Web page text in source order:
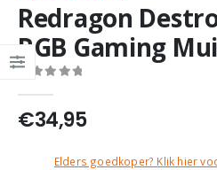
Redragon
RGB Gaming
€34,95
Elders goedkoper? Klik hier